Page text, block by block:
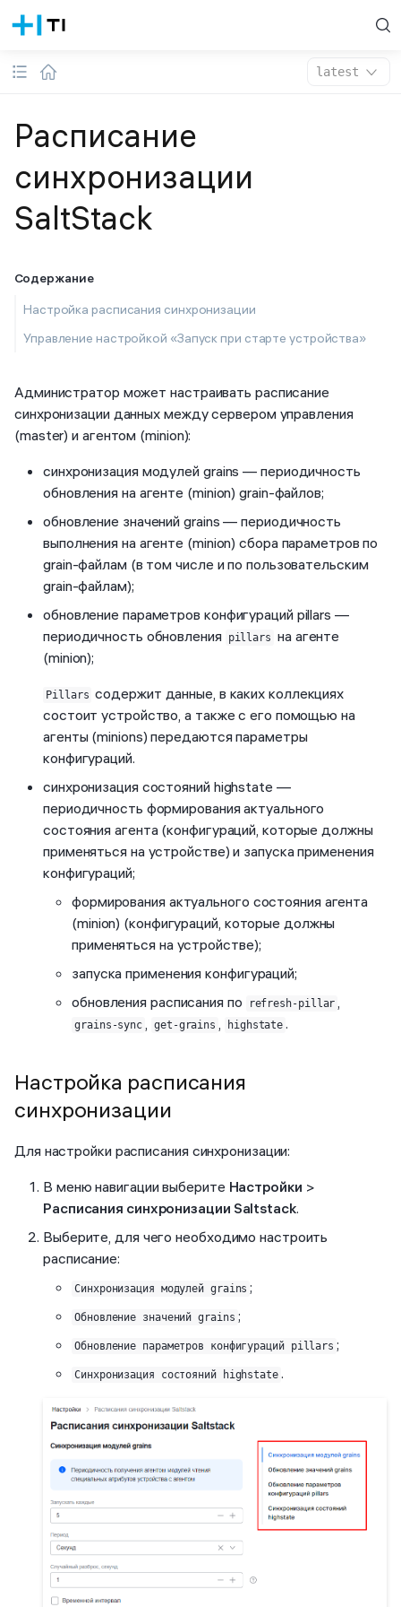
latest
Расписание
синхронизации
SaltStack
Содержание
Настройка расписания синхронизации
Управление настройкой «Запуск при старте устройства»
Администратор может настраивать расписание
синхронизации данных между сервером управления
(master) и агентом (minion):
cинхронизация модулей grains — периодичность
обновления на агенте (minion) grain-файлов;
обновление значений grains — периодичность
выполнения на агенте (minion) сбора параметров по
grain-файлам (в том числе и по пользовательским
grain-файлам);
обновление параметров конфигураций pillars —
периодичность обновления pillars на агенте
(minion);
Pillars содержит данные, в каких коллекциях
состоит устройство, а также с его помощью на
агенты (minions) передаются параметры
конфигураций.
синхронизация состояний highstate —
периодичность формирования актуального
состояния агента (конфигураций, которые должны
применяться на устройстве) и запуска применения
конфигураций;
формирования актуального состояния агента
(minion) (конфигураций, которые должны
применяться на устройстве);
запуска применения конфигураций;
обновления расписания по
refresh-pillar ,
grains-sync , get-grains , highstate .
Настройка расписания
синхронизации
Для настройки расписания синхронизации:
В меню навигации выберите Настройки >
Расписания синхронизации Saltstack.
Выберите, для чего необходимо настроить
расписание:
Синхронизация модулей grains ;
Обновление значений grains ;
Обновление параметров конфигураций pillars ;
Синхронизация состояний highstate .